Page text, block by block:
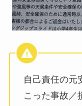
自己責任の元
こった事故／